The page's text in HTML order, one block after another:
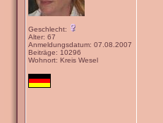
Geschlecht:
Alter: 67
Anmeldungsdatum: 07.08.2007
Beiträge: 10296
Wohnort: Kreis Wesel